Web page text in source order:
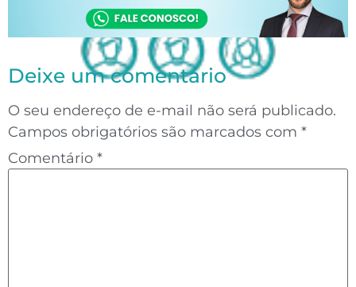
Deixe um comentário
O seu endereço de e-mail não será publicado.
Campos obrigatórios são marcados com *
Comentário *